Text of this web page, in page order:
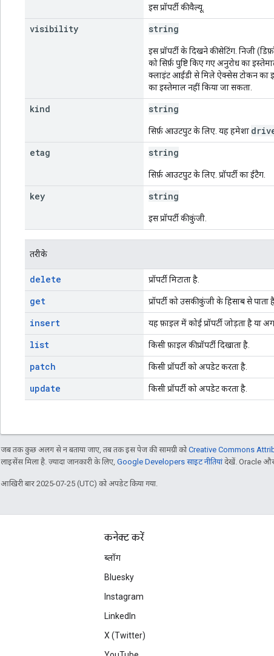
इस प्रॉपर्टी की वैल्यू.
visibility string
इस प्रॉपर्टी के दिखने की सेटिंग. निजी
को सिर्फ़ पुष्टि किए गए अनुरोध का
क्लाइंट आईडी से मिले ऐक्सेस टोकन का
का इस्तेमाल नहीं किया जा सकता.
kind string
सिर्फ़ आउटपुट के लिए. यह हमेशा
etag string
सिर्फ़ आउटपुट के लिए. प्रॉपर्टी का ईटैग.
key string
इस प्रॉपर्टी की कुंजी.
तरीके
delete प्रॉपर्टी मिटाता है.
get प्रॉपर्टी को उसकी कुंजी के हिसाब से पाता
insert यह फ़ाइल में कोई प्रॉपर्टी जोड़ता है
list किसी फ़ाइल की प्रॉपर्टी दिखाता है.
patch किसी प्रॉपर्टी को अपडेट करता है.
update किसी प्रॉपर्टी को अपडेट करता है.
जब तक कुछ अलग से न बताया जाए, तब तक इस पेज की सामग्री कोCreative Commons
लाइसेंस मिला है. ज़्यादा जानकारी के लिए, Google Developers साइट नीतियांदेखें. Oracle और/
आखिरी बार 2025-07-25 (UTC) को अपडेट किया गया.
कनेक्ट करें
ब्लॉग
Bluesky
Instagram
LinkedIn
X (Twitter)